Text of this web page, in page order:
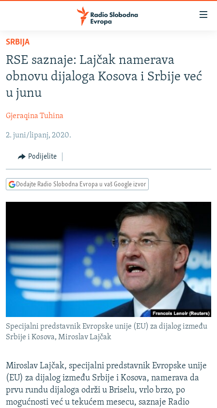
Pređite
glavni
sadržaj
Pređite
na
glavnu
navigaciju
Pređite
pretragu
BOSNA I HERCEGOVINA
SRBIJA
KOSOVO
CRNA GORA
VIZUELNO
VIDEO
INFOGRAFIKE
PODCASTI
KINA NA BALKANU
DNEVNO@RSE
SPECIJALI RSE
VIŠE OD NASLOVA
GENOCID U SREBRENICI
POPLAVE I KLIZIŠTA U BIH 2024.
TV LIBERTY
MOJA EVROPA
TRI DECENIJE OD RATA U BIH
SVE KARTE DEJTONA
PRATITE NAS
Sve RFE/RL stranice
SRBIJA
RSE saznaje: Lajčak namerava
obnovu dijaloga Kosova i Srbije već
u junu
Gjeraqina Tuhina
2. juni/lipanj, 2020.
Podijelite
Dodajte Radio Slobodna Evropa u vaš Google izvor
Specijalni predstavnik Evropske unije (EU) za dijalog između
Srbije i Kosova, Miroslav Lajčak
Miroslav Lajčak, specijalni predstavnik Evropske unije
(EU) za dijalog između Srbije i Kosova, namerava da
prvu rundu dijaloga održi u Briselu, vrlo brzo, po
mogućnosti već u tekućem mesecu, saznaje Radio